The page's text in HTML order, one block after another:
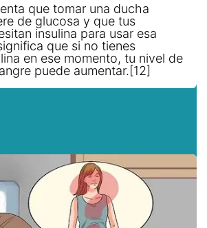
que tomar una ducha
de glucosa y que tus
insulina para usar esa
que si no tienes
en ese momento, tu nivel de
puede aumentar.[12]